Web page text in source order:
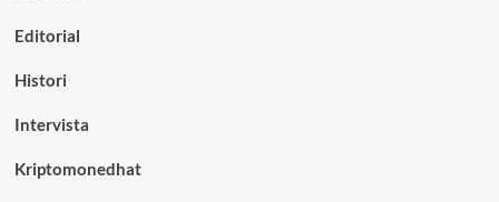
Editorial
Histori
Intervista
Kriptomonedhat